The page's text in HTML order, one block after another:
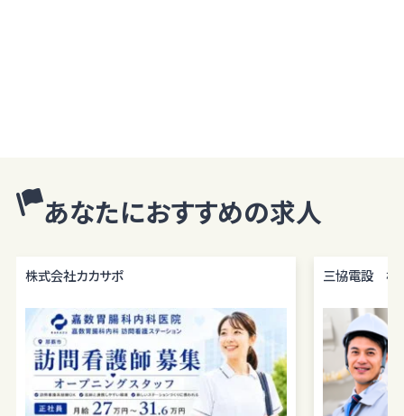
とはありません。
当サイトにおけるユーザーへのサービスの提供
報の提供
属性情報･端末情報・位置情報・行動履歴等に基づく広告・コンテンツ
等の配信・表示、本サービスの提供E. 本サービスの改善・新規サービ
スの開発・マーケティング活動
本サービスに関するご意見、お問い合わせの確認・回答
個人情報の第三者への提供
あなたにおすすめの求人
株式会社カカサポ 三協電設 株